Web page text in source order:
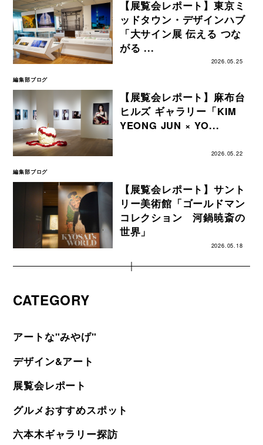
【展覧会レポート】東京ミ
ッドタウン・デザインハブ
「大サイン展 伝える つな
がる ...
2026.05.25
編集部ブログ
【展覧会レポート】麻布台
ヒルズ ギャラリー「KIM
YEONG JUN × YO...
2026.05.22
編集部ブログ
【展覧会レポート】サント
リー美術館「ゴールドマン
コレクション 河鍋暁斎の
世界」
2026.05.18
CATEGORY
アートな"みやげ"
デザイン&アート
展覧会レポート
グルメおすすめスポット
六本木ギャラリー探訪